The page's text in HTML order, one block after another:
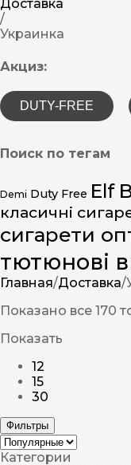
Доставка
/
Украинка
Акциз:
DUTY-FREE
Поиск по тегам
Demi Duty Free Elf
класичні
сигарети
тютюнові
Главная/Доставка/
Показано все 170
Показать
12
15
30
Фильтры
Категории